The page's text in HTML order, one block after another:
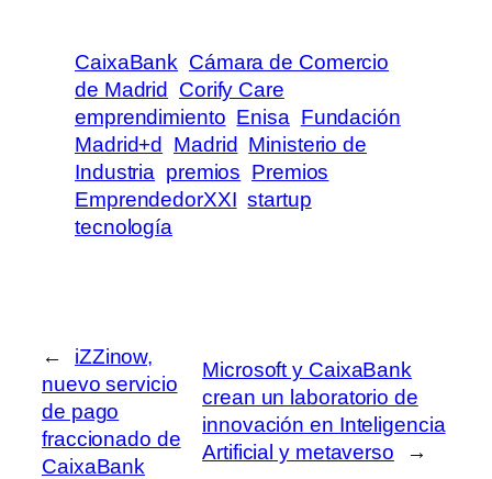
CaixaBank Cámara de Comercio
de Madrid Corify Care
emprendimiento Enisa Fundación
Madrid+d Madrid Ministerio de
Industria premios Premios
EmprendedorXXI startup
tecnología
←
iZZinow,
nuevo servicio
de pago
fraccionado de
CaixaBank
Microsoft y CaixaBank
crean un laboratorio de
innovación en Inteligencia
Artificial y metaverso
→